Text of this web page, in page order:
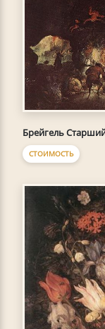
Брейгель
СТОИМОСТЬ